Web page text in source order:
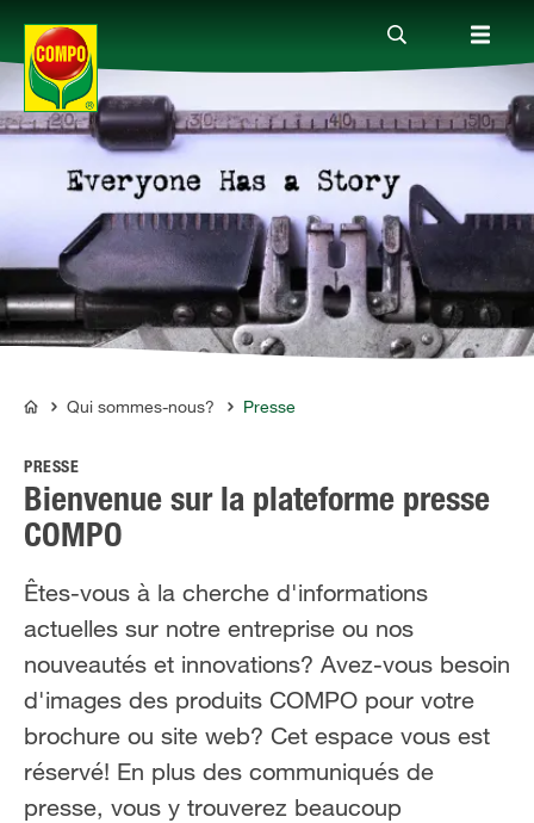
Produits
Conseil
Thèmes
Service
Qui sommes-nous?
NL FR
COMPO
Qui sommes-nous? Presse
PRESSE
Bienvenue sur la plateforme presse
COMPO
Êtes-vous à la cherche d'informations
actuelles sur notre entreprise ou nos
nouveautés et innovations? Avez-vous besoin
d'images des produits COMPO pour votre
brochure ou site web? Cet espace vous est
réservé! En plus des communiqués de
presse, vous y trouverez beaucoup